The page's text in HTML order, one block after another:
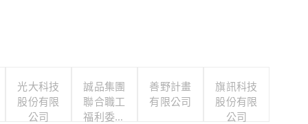
光大科技
股份有限
公司
誠品集團
聯合職工
福利委員
善野計畫
有限公司
旗訊科技
股份有限
公司